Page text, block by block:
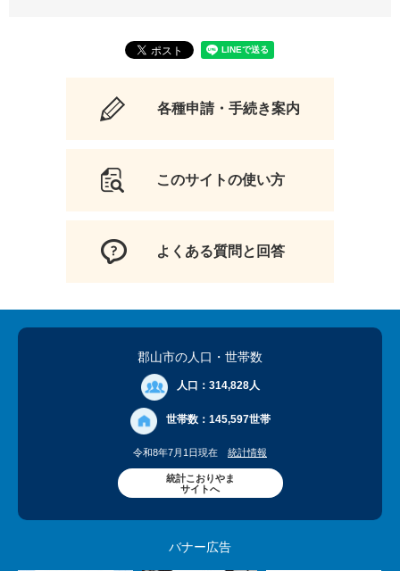
各種申請・手続き案内
このサイトの使い方
よくある質問と回答
郡山市の人口 ・世帯数
人口： 314,828人
世帯数： 145,597世帯
令和8年7月1日現在 統計情報
統計こおりやま
サイトへ
バナー広告